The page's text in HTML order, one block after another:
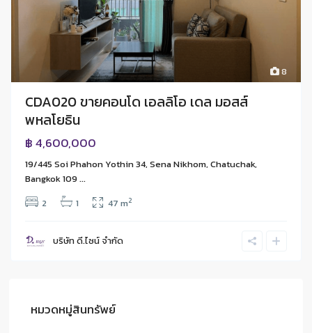
8
CDA020 ขายคอนโด เอลลิโอ เดล มอสส์
พหลโยธิน
฿ 4,600,000
19/445 Soi Phahon Yothin 34, Sena Nikhom, Chatuchak,
Bangkok 109 ...
2
1 47 m2
บริษัท ดี.ไซน์ จํากัด
หมวดหมู่สินทรัพย์